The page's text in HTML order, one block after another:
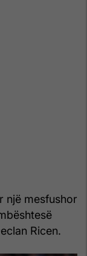
një mesfushor
Ricen.